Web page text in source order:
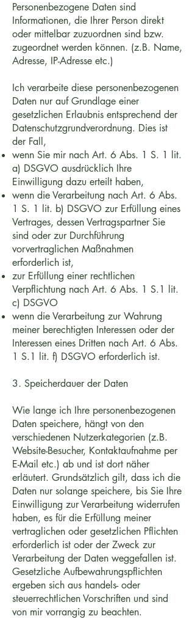
Personenbezogene Daten sind
Informationen, die Ihrer Person direkt
oder mittelbar zuzuordnen sind bzw.
zugeordnet werden können. (z.B. Name,
Adresse, IP-Adresse etc.)
Ich verarbeite diese personenbezogenen
Daten nur auf Grundlage einer
gesetzlichen Erlaubnis entsprechend der
Datenschutzgrundverordnung. Dies ist
der Fall,
wenn Sie mir nach Art. 6 Abs. 1 S. 1 lit.
a) DSGVO ausdrücklich Ihre
Einwilligung dazu erteilt haben,
wenn die Verarbeitung nach Art. 6 Abs.
1 S. 1 lit. b) DSGVO zur Erfüllung eines
Vertrages, dessen Vertragspartner Sie
sind oder zur Durchführung
vorvertraglichen Maßnahmen
erforderlich ist,
zur Erfüllung einer rechtlichen
Verpflichtung nach Art. 6 Abs. 1 S.1 lit.
c) DSGVO
wenn die Verarbeitung zur Wahrung
meiner berechtigten Interessen oder der
Interessen eines Dritten nach Art. 6 Abs.
1 S.1 lit. f) DSGVO erforderlich ist.
3. Speicherdauer der Daten
Wie lange ich Ihre personenbezogenen
Daten speichere, hängt von den
verschiedenen Nutzerkategorien (z.B.
Website-Besucher, Kontaktaufnahme per
E-Mail etc.) ab und ist dort näher
erläutert. Grundsätzlich gilt, dass ich die
Daten nur solange speichere, bis Sie Ihre
Einwilligung zur Verarbeitung widerrufen
haben, es für die Erfüllung meiner
vertraglichen oder gesetzlichen Pflichten
erforderlich ist oder der Zweck zur
Verarbeitung der Daten weggefallen ist.
Gesetzliche Aufbewahrungspflichten
ergeben sich aus handels- oder
steuerrechtlichen Vorschriften und sind
von mir vorrangig zu beachten.